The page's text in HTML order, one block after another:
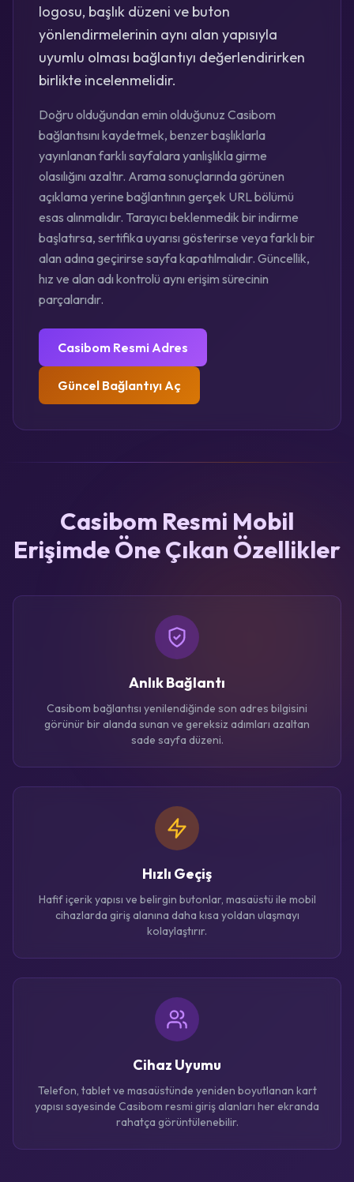
logosu, başlık düzeni ve buton
yönlendirmelerinin aynı alan yapısıyla
uyumlu olması bağlantıyı değerlendirirken
birlikte incelenmelidir.
Doğru olduğundan emin olduğunuz Casibom
bağlantısını kaydetmek, benzer başlıklarla
yayınlanan farklı sayfalara yanlışlıkla girme
olasılığını azaltır. Arama sonuçlarında görünen
açıklama yerine bağlantının gerçek URL bölümü
esas alınmalıdır. Tarayıcı beklenmedik bir indirme
başlatırsa, sertifika uyarısı gösterirse veya farklı bir
alan adına geçirirse sayfa kapatılmalıdır. Güncellik,
hız ve alan adı kontrolü aynı erişim sürecinin
parçalarıdır.
Casibom Resmi Adres
Güncel Bağlantıyı Aç
Casibom Resmi Mobil
Erişimde Öne Çıkan Özellikler
Anlık Bağlantı
Casibom bağlantısı yenilendiğinde son adres bilgisini
görünür bir alanda sunan ve gereksiz adımları azaltan
sade sayfa düzeni.
Hızlı Geçiş
Hafif içerik yapısı ve belirgin butonlar, masaüstü ile mobil
cihazlarda giriş alanına daha kısa yoldan ulaşmayı
kolaylaştırır.
Cihaz Uyumu
Telefon, tablet ve masaüstünde yeniden boyutlanan kart
yapısı sayesinde Casibom resmi giriş alanları her ekranda
rahatça görüntülenebilir.